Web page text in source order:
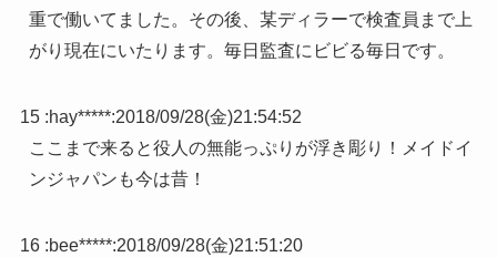
重で働いてました。その後、某ディラーで検査員まで上
がり現在にいたります。毎日監査にビビる毎日です。
15 :hay*****:2018/09/28(金)21:54:52
ここまで来ると役人の無能っぷりが浮き彫り！メイドイ
ンジャパンも今は昔！
16 :bee*****:2018/09/28(金)21:51:20